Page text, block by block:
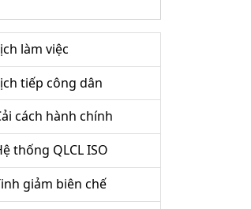
làm việc
tiếp công dân
cách hành chính
thống QLCL ISO
giảm biên chế